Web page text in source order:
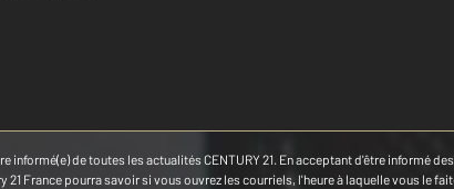
informé(e) de toutes les actualités CENTURY 21. En acceptant d'être informé
21 France pourra savoir si vous ouvrez les courriels, l'heure à laquelle vous le